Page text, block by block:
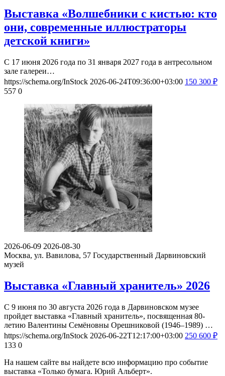
Выставка «Волшебники с кистью: кто
они, современные иллюстраторы
детской книги»
С 17 июня 2026 года по 31 января 2027 года в антресольном
зале галереи…
https://schema.org/InStock 2026-06-24T09:36:00+03:00 150 300 ₽
557 0
2026-06-09 2026-08-30
Москва, ул. Вавилова, 57 Государственный Дарвиновский
музей
Выставка «Главный хранитель» 2026
С 9 июня по 30 августа 2026 года в Дарвиновском музее
пройдет выставка «Главный хранитель», посвященная 80-
летию Валентины Семёновны Орешниковой (1946–1989) …
https://schema.org/InStock 2026-06-22T12:17:00+03:00 250 600 ₽
133 0
На нашем сайте вы найдете всю информацию про событие
выставка «Только бумага. Юрий Альберт».